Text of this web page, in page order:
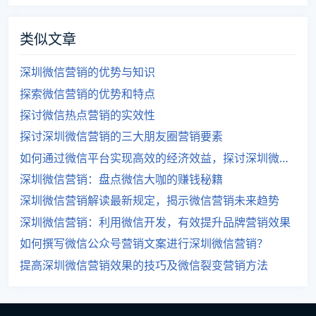
类似文章
深圳微信营销的优势与知识
探索微信营销的优势和特点
探讨微信热点营销的实效性
探讨深圳微信营销的三大朋友圈营销要素
如何通过微信平台实现高效的经济效益，探讨深圳微信营销的效果
深圳微信营销：盘点微信大咖的赚钱秘籍
深圳微信营销解读最新规定，揭示微信营销未来趋势
深圳微信营销：利用微信开发，有效提升品牌营销效果
如何撰写微信公众号营销文案进行深圳微信营销？
提高深圳微信营销效果的技巧及微信裂变营销方法